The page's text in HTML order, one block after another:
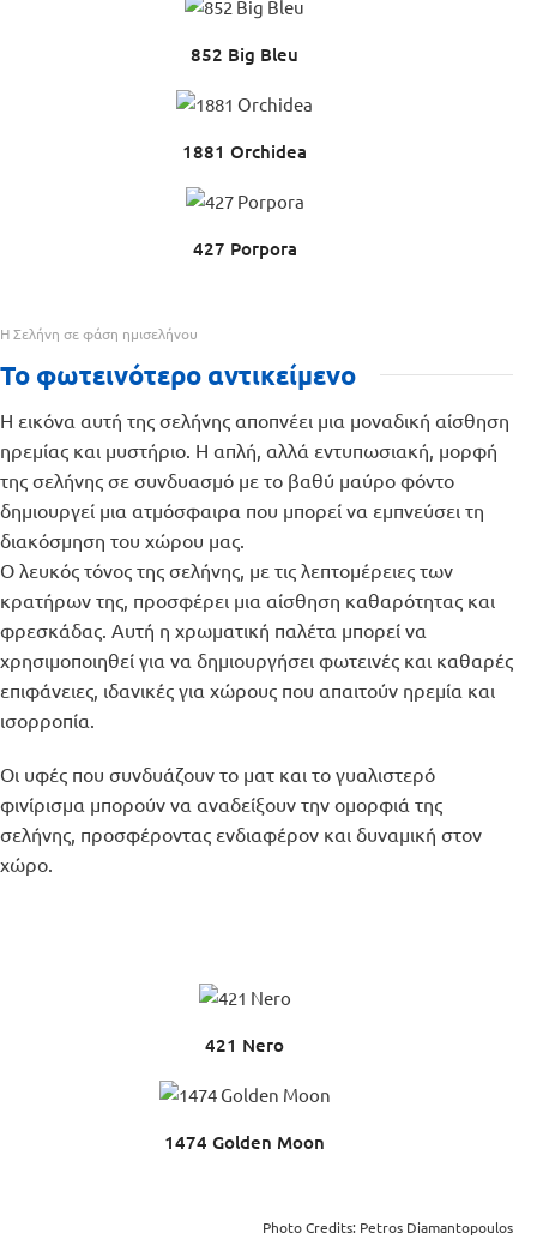
852 Big Bleu
1881 Orchidea
427 Porpora
Η Σελήνη σε φάση ημισελήνου
Το φωτεινότερο αντικείμενο
Η εικόνα αυτή της σελήνης αποπνέει μια μοναδική αίσθηση
ηρεμίας και μυστήριο. Η απλή, αλλά εντυπωσιακή, μορφή
της σελήνης σε συνδυασμό με το βαθύ μαύρο φόντο
δημιουργεί μια ατμόσφαιρα που μπορεί να εμπνεύσει τη
διακόσμηση του χώρου μας.
Ο λευκός τόνος της σελήνης, με τις λεπτομέρειες των
κρατήρων της, προσφέρει μια αίσθηση καθαρότητας και
φρεσκάδας. Αυτή η χρωματική παλέτα μπορεί να
χρησιμοποιηθεί για να δημιουργήσει φωτεινές και καθαρές
επιφάνειες, ιδανικές για χώρους που απαιτούν ηρεμία και
ισορροπία.
Οι υφές που συνδυάζουν το ματ και το γυαλιστερό
φινίρισμα μπορούν να αναδείξουν την ομορφιά της
σελήνης, προσφέροντας ενδιαφέρον και δυναμική στον
χώρο.
421 Nero
1474 Golden Moon
Photo Credits: Petros Diamantopoulos